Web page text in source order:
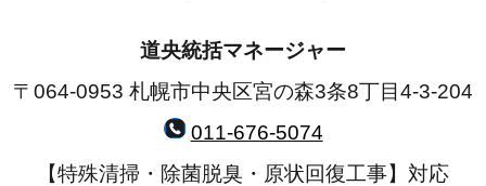
道央統括マネージャー
〒064-0953 札幌市中央区宮の森3条8丁目4-3-204
011-676-5074
【特殊清掃・除菌脱臭・原状回復工事】対応